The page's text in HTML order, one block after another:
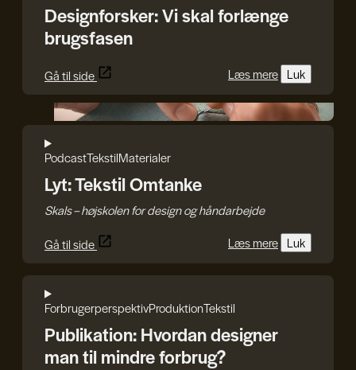
Designforsker: Vi skal forlænge
brugsfasen
Gå til side Læs mere Luk
Craft.Partners
PodcastTekstilMaterialer
Lyt: Tekstil Omtanke
Skals – højskolen for design og håndarbejde
Gå til side
Læs mere Luk
ForbrugerperspektivProduktionTekstil
Publikation: Hvordan designer
man til mindre forbrug?